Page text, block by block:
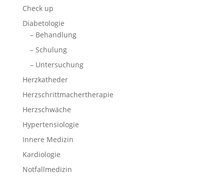
Check up
Diabetologie
– Behandlung
– Schulung
– Untersuchung
Herzkatheder
Herzschrittmachertherapie
Herzschwäche
Hypertensiologie
Innere Medizin
Kardiologie
Notfallmedizin